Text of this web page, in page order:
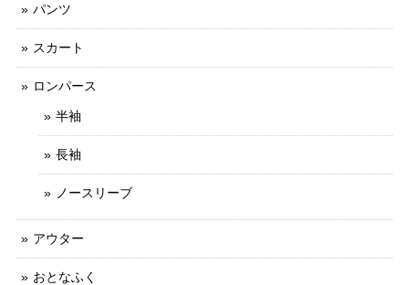
パンツ
スカート
ロンパース
半袖
長袖
ノースリーブ
アウター
おとなふく